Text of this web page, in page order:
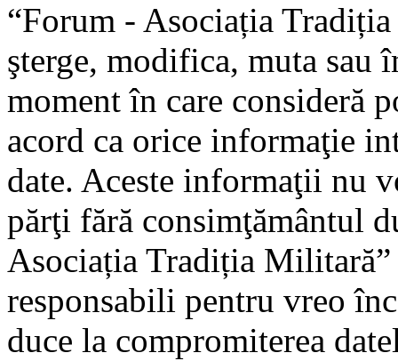
“Forum - Asociația
şterge, modifica, muta sau
moment în care consideră
acord ca orice informaţie
date. Aceste informaţii nu
părţi fără consimţământul
Asociația Tradiția
responsabili pentru vreo
duce la compromiterea